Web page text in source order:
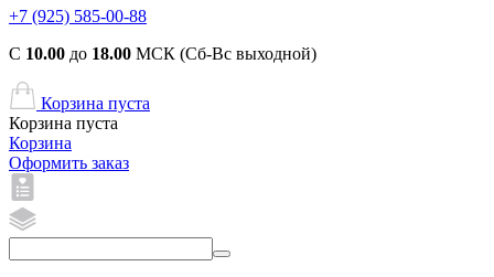
+7 (925) 585-00-88
С 10.00 до 18.00 МСК (Сб-Вс выходной)
Корзина пуста
Корзина пуста
Корзина
Оформить заказ